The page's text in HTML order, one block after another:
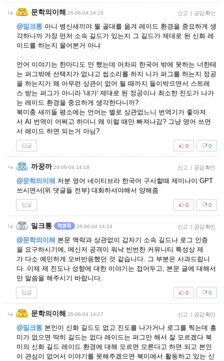
문학의이해 26-06-04 14:16 신고 | 공감 확인
@밀크통 아니 병신새끼야 뭘 골대를 옮겨 레이드 환경을 중요하게 생
각하니까 가장 먼저 소속 길드가 있는지 그 길드가 제대로 된 신화 레
이드를 하는지 물어본거 아냐
언어 이야기는 한마디도 안 했는데 어차피 한국어 밖에 못하는 너한테
는 퍼그밖에 선택지가 없냐고 씹소리를 하지 니가 퍼그를 하는지 정공
을 하는지가 왜 아무런 상관이 없어 될 때까지 들이박으면서 스트레
스 받는 퍼그가 아니라 '내가' 제대로 된 정공이나 최소한 진도가 나가
는 레이드 환경을 중요하게 생각한다니까?
북미충 새끼들 평소에는 언어는 별로 상관없느니 번역기가 좋아져
서 AI 번역이 어쩌고 하더니 왜 이럴 때만 빠져나감? 그냥 영어 쓰면
서 레이드 하면 되는거 아님?
답글 0
0
까꿍까 26-06-04 14:18 신고 | 공감 확인
@문학의이해 저분 영어 네이티브라 한국어 구사할때 제미나이 GPT
쓰시면서(위 댓글들 전부) 대화하셔야해서 양해좀
답글 0
0
밀크통 26-06-04 14:24 신고 | 공감 확인
@문학의이해 본문 맥락과 상관없이 갑자기 소속 길드나 로그 인증
을 요구하시기에, 메신저 공격이 워낙 빈번한 커뮤니티 특성상 제
가 다소 예민하게 오버반응했던 것 같습니다. 그 부분은 사과드립니
다. 이제 제 진도나 성향에 대한 이야기는 접어두고, 본문 글에 대해서
만 말씀을 해주시기 바랍니다.
답글 0
0
문학의이해 26-06-04 14:27 신고 | 공감 확인
@밀크통 본인이 신화 길드도 없고 진도를 나가거나 로그를 찍는데 흥
미가 없으면 딱히 길드는 없다 레이드는 퍼그만 해서 잘 모르겠다 북
미의 신화 길드 레이드 환경에 대해 모르면 모른다고 하면 되고 본인
이 관심이 없어서 이야기를 못해주겠으면 북미에서 활동하고 있는 신